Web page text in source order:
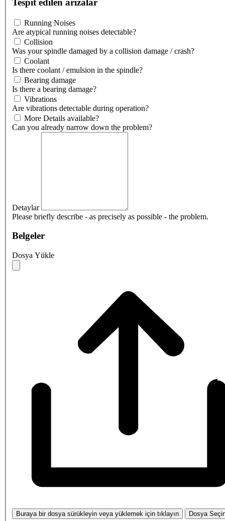
Tespit edilen arızalar
Running Noises
Are atypical running noises detectable?
Collision
Was your spindle damaged by a collision damage / crash?
Coolant
Is there coolant / emulsion in the spindle?
Bearing damage
Is there a bearing damage?
Vibrations
Are vibrations detectable during operation?
More Details available?
Can you already narrow down the problem?
Detaylar
Please briefly describe - as precisely as possible - the problem.
Belgeler
Dosya Yükle
Buraya bir dosya sürükleyin veya yüklemek için tıklayın Dosya